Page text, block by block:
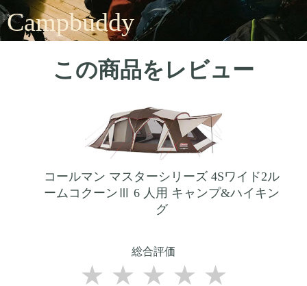
Campbuddy
この商品をレビュー
コールマン マスターシリーズ 4Sワイド2ル
ームコクーンⅢ 6 人用 キャンプ&ハイキン
グ
総合評価
★
★
★
★
★